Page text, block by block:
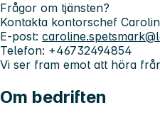
Frågor om tjänsten?
Kontakta kontorschef
E-post:
Telefon: +46732494854
Vi ser fram emot att höra
Om bedriften